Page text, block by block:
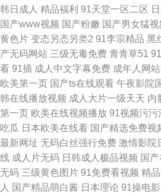
韩日成人 精品福利 91天堂一区二区
国产www视频 国产粉嫩 国产男女猛视
黄色片 变态另态另类2 91李宗精品 黑
产无码网站 三级无毒免费 青青草51
看 91插 成人中文字幕免费 成年人网
欧美第一页 国产ts在线观看 午夜影院
韩在线播放视频 成人大片一级天天 内
第一页 欧美在线视频播放 91视频污污
吃瓜 日本欧美在线看 国产精选免费视
最新网址 无码白丝强行免费 激情影院
线 成人片无码 日韩成人极品视频 国
无码 三级黄色图片 91免费看视频 精
人 国产精品萌白酱 日本理论 91操电影